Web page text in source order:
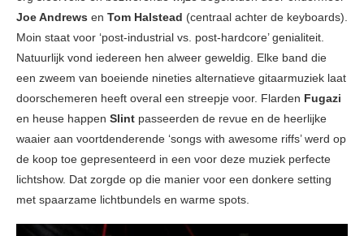
Joe Andrews en Tom Halstead (centraal achter de keyboards).
Moin staat voor ‘post-industrial vs. post-hardcore’ genialiteit.
Natuurlijk vond iedereen hen alweer geweldig. Elke band die
een zweem van boeiende nineties alternatieve gitaarmuziek laat
doorschemeren heeft overal een streepje voor. Flarden Fugazi
en heuse happen Slint passeerden de revue en de heerlijke
waaier aan voortdenderende ‘songs with awesome riffs’ werd op
de koop toe gepresenteerd in een voor deze muziek perfecte
lichtshow. Dat zorgde op die manier voor een donkere setting
met spaarzame lichtbundels en warme spots.